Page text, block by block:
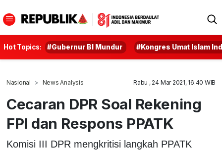
Hot Topics: #Gubernur BI Mundur #Kongres Umat Islam
Nasional News Analysis Rabu , 24 Mar 2021, 16:40 WIB
Cecaran DPR Soal Rekening
FPI dan Respons PPATK
Komisi III DPR mengkritisi langkah PPATK